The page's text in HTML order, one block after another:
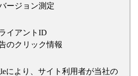
ージョン測定
イアントID
のクリック情報
により、サイト利用者が当社の